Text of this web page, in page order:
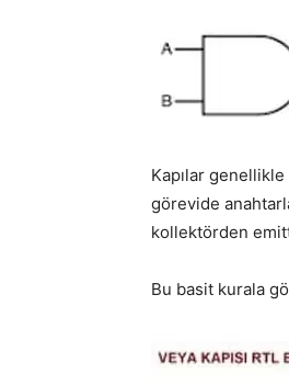
Kapılar
görevide
kollektörden
Bu basit kurala